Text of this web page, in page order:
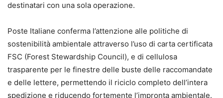
destinatari con una sola operazione.
Poste Italiane conferma l’attenzione alle politiche di
sostenibilità ambientale attraverso l’uso di carta certificata
FSC (Forest Stewardship Council), e di cellulosa
trasparente per le finestre delle buste delle raccomandate
e delle lettere, permettendo il riciclo completo dell’intera
spedizione e riducendo fortemente l’impronta ambientale.